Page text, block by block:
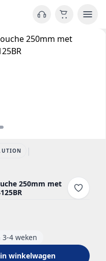
|
250mm met
4 weken
winkelwagen